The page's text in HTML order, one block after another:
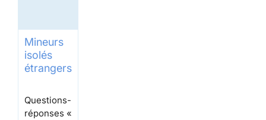
Mineurs
isolés
étrangers
Questions-
réponses «